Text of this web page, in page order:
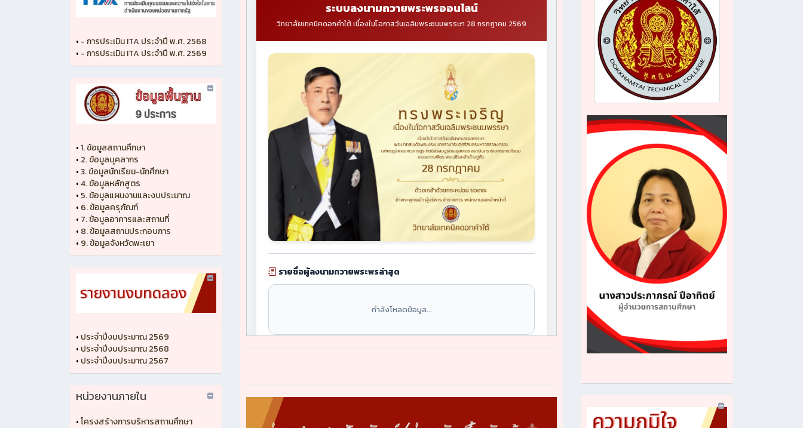
• - การประเมิน ITA ประจำปี พ.ศ. 2568
• - การประเมิน ITA ประจำปี พ.ศ. 2569
•1. ข้อมูลสถานศึกษา
• 2. ข้อมูลบุคลากร
•3. ข้อมูลนักเรียน-นักศึกษา
•4. ข้อมูลหลักสูตร
• 5. ข้อมูลแผนงานและงบประมาณ
• 6. ข้อมูลครุภัณฑ์
• 7. ข้อมูลอาคารและสถานที่
• 8. ข้อมูลสถานประกอบการ
• 9. ข้อมูลจังหวัดพะเยา
• ประจำปีงบประมาณ 2569
• ประจำปีงบประมาณ 2568
• ประจำปีงบประมาณ 2567
หน่วยงานภายใน
•โครงสร้างการบริหารสถานศึกษา